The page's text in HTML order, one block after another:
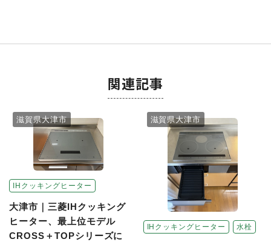
関連記事
IHクッキングヒーター
滋賀県大津市
大津市｜三菱IHクッキング
ヒーター、最上位モデル
CROSS＋TOPシリーズに
IHクッキングヒーター 水栓
滋賀県大津市